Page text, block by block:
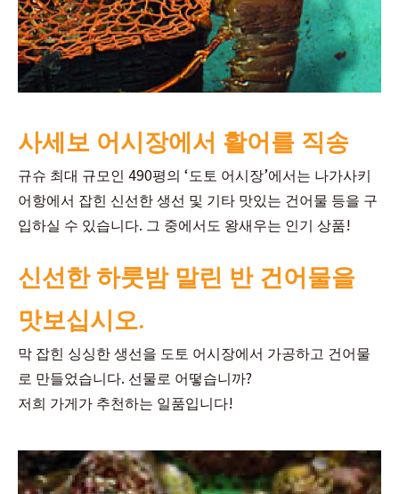
사세보 어시장에서 활어를 직송
규슈 최대 규모인 490평의 ‘도토 어시장’에서는 나가사키
어항에서 잡힌 신선한 생선 및 기타 맛있는 건어물 등을 구
입하실 수 있습니다. 그 중에서도 왕새우는 인기 상품!
신선한 하룻밤 말린 반 건어물을
맛보십시오.
막 잡힌 싱싱한 생선을 도토 어시장에서 가공하고 건어물
로 만들었습니다. 선물로 어떻습니까?
저희 가게가 추천하는 일품입니다!